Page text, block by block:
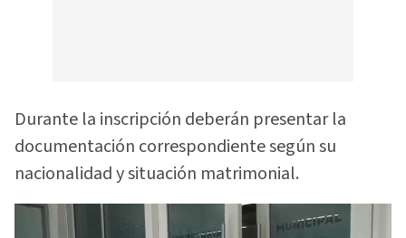
Durante la inscripción deberán presentar la
documentación correspondiente según su
nacionalidad y situación matrimonial.